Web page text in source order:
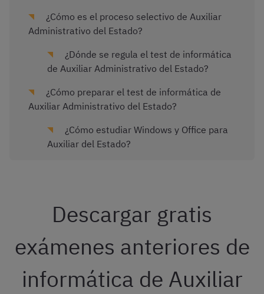
¿Cómo es el proceso selectivo de Auxiliar
Administrativo del Estado?
¿Dónde se regula el test de informática
de Auxiliar Administrativo del Estado?
¿Cómo preparar el test de informática de
Auxiliar Administrativo del Estado?
¿Cómo estudiar Windows y Office para
Auxiliar del Estado?
Descargar gratis
exámenes anteriores de
informática de Auxiliar